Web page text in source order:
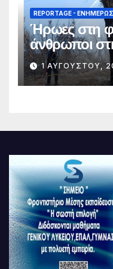
REPORTAGE -
Ήρωες στη
άνθρωποι
1 ΑΥΓΟΎΣΤΟΥ,